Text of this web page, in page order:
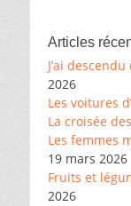
Articles
J’ai
2026
Les voitures
La croisée
Les femmes
19 mars 2026
Fruits et
2026